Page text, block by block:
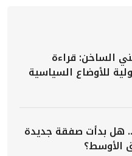
الساخن: قراءة
للأوضاع السياسية
.. هل بدأت صفقة جديدة
الأوسط؟